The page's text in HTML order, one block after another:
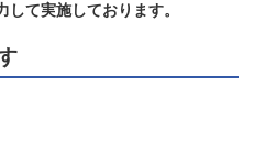
て実施しております。